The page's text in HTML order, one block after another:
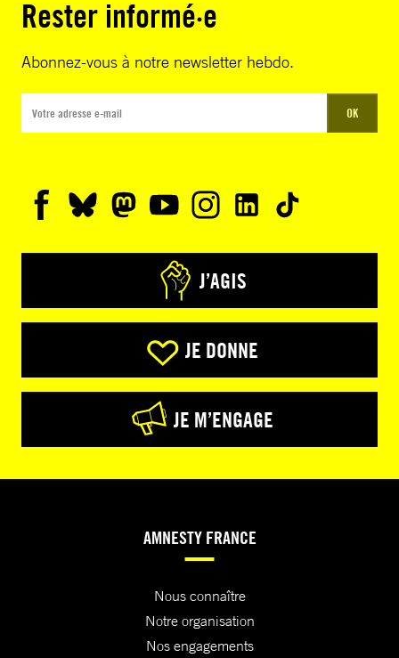
Rester informé·e
Abonnez-vous à notre newsletter hebdo.
OK
J’AGIS
JE DONNE
JE M’ENGAGE
AMNESTY FRANCE
Nous connaître
Notre organisation
Nos engagements